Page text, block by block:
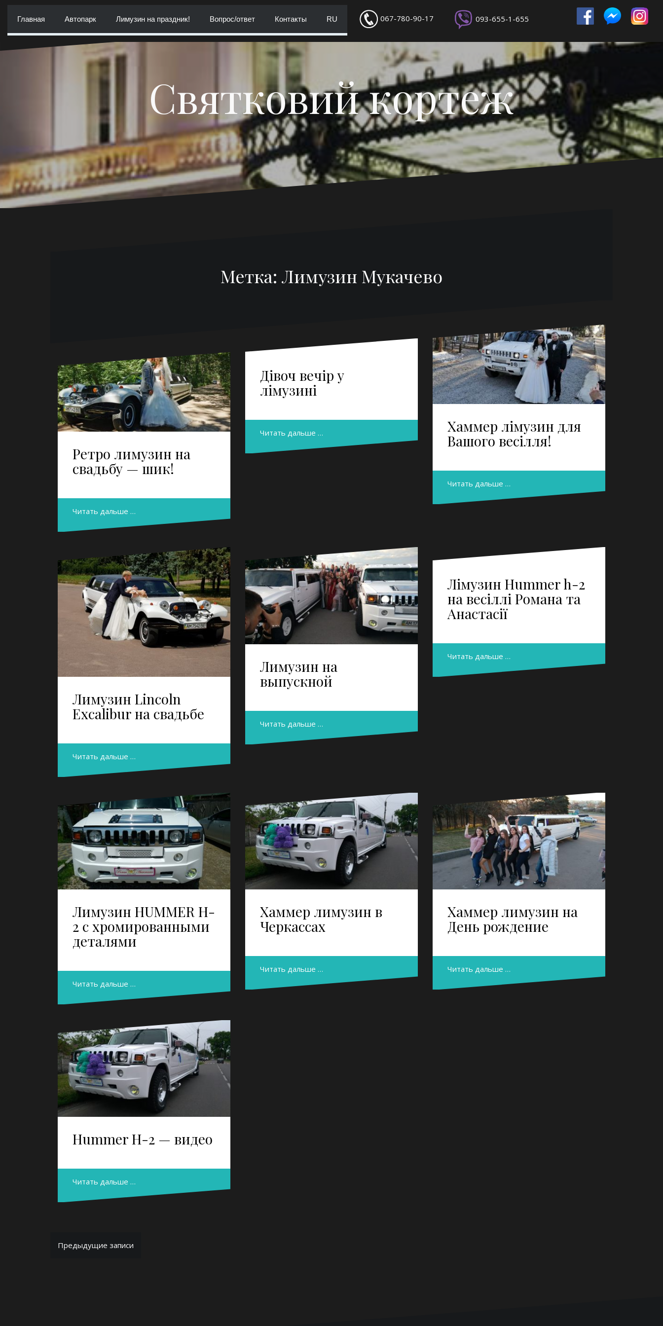
Главная Автопарк Лимузин на праздник! Вопрос/ответ Контакты RU 067-780-90-17 093-655-1-655
Святковий кортеж
Метка: Лимузин Мукачево
Ретро лимузин на
свадьбу — шик!
Читать дальше …
Дівоч вечір у
лімузині
Читать дальше …
Хаммер лімузин для
Вашого весілля!
Читать дальше …
Лимузин Lincoln
Excalibur на свадьбе
Читать дальше …
Лимузин на
выпускной
Читать дальше …
Лімузин Hummer h-2
на весіллі Романа та
Анастасії
Читать дальше …
Лимузин HUMMER H-
2 с хромированными
деталями
Читать дальше …
Хаммер лимузин в
Черкассах
Читать дальше …
Хаммер лимузин на
День рождение
Читать дальше …
Hummer H-2 — видео
Читать дальше …
Навигация
по
Предыдущие записи